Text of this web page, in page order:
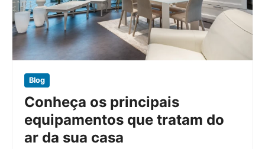
Blog
Conheça os principais
equipamentos que tratam do
ar da sua casa